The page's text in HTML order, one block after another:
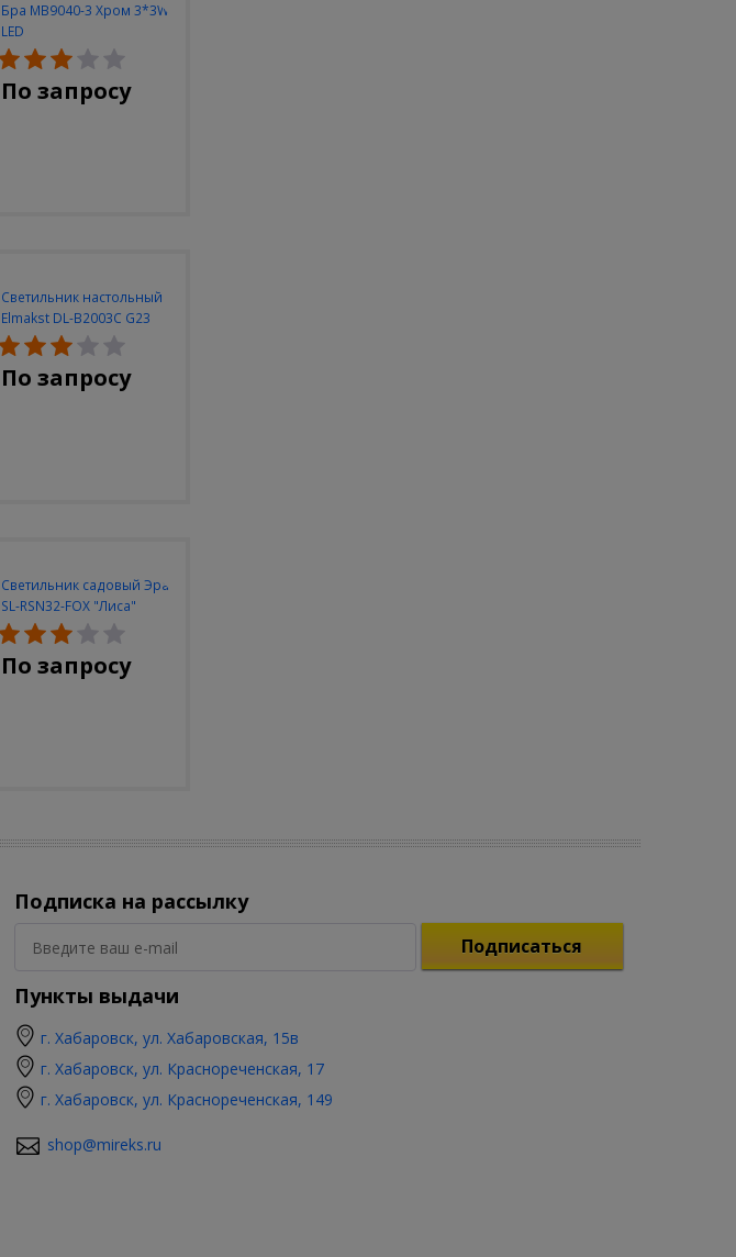
Бра MB9040-3 Хром 3*3W
LED
По запросу
Светильник настольный
Elmakst DL-B2003C G23
черный струбцина
По запросу
Светильник садовый Эра
SL-RSN32-FOX "Лиса"
солн.бат, полистоун,
цветной, 32 см
По запросу
Подписка на рассылку
Подписаться
Пункты выдачи
г. Хабаровск, ул. Хабаровская, 15в
г. Хабаровск, ул. Краснореченская, 17
г. Хабаровск, ул. Краснореченская, 149
shop@mireks.ru